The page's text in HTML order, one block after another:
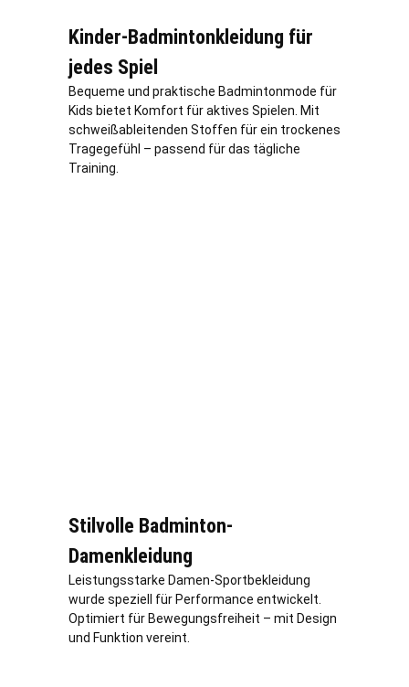
Kinder-Badmintonkleidung für
jedes Spiel
Bequeme und praktische Badmintonmode für
Kids bietet Komfort für aktives Spielen. Mit
schweißableitenden Stoffen für ein trockenes
Tragegefühl – passend für das tägliche
Training.
Stilvolle Badminton-
Damenkleidung
Leistungsstarke Damen-Sportbekleidung
wurde speziell für Performance entwickelt.
Optimiert für Bewegungsfreiheit – mit Design
und Funktion vereint.